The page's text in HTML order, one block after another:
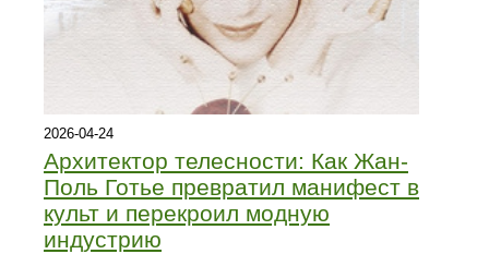
2026-04-24
Архитектор телесности: Как Жан-
Поль Готье превратил манифест в
культ и перекроил модную
индустрию